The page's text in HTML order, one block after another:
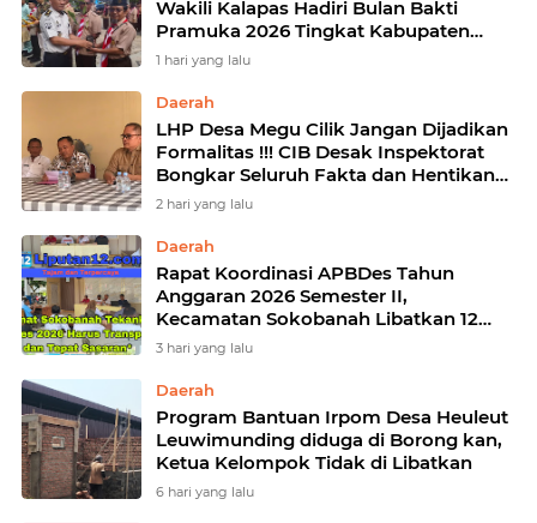
Wakili Kalapas Hadiri Bulan Bakti
Pramuka 2026 Tingkat Kabupaten
Rokan Hulu
1 hari yang lalu
Daerah
LHP Desa Megu Cilik Jangan Dijadikan
Formalitas !!! CIB Desak Inspektorat
Bongkar Seluruh Fakta dan Hentikan
Dugaan Permainan Oknum
2 hari yang lalu
Daerah
Rapat Koordinasi APBDes Tahun
Anggaran 2026 Semester II,
Kecamatan Sokobanah Libatkan 12
Desa
3 hari yang lalu
Daerah
Program Bantuan Irpom Desa Heuleut
Leuwimunding diduga di Borong kan,
Ketua Kelompok Tidak di Libatkan
6 hari yang lalu